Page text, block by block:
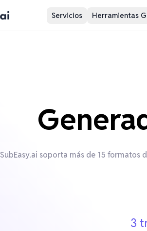
Servicios Herramientas
SubEasy.ai soporta más de 15 formatos
3